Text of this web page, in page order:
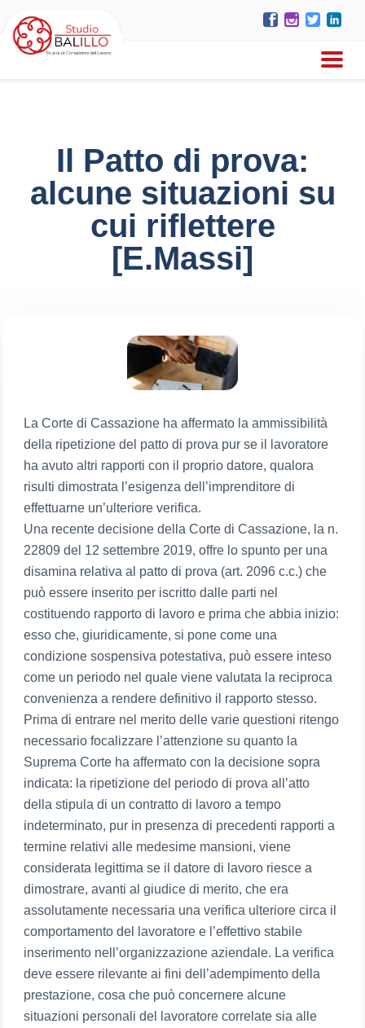
Il Patto di prova:
alcune situazioni su
cui riflettere
[E.Massi]
La Corte di Cassazione ha affermato la ammissibilità
della ripetizione del patto di prova pur se il lavoratore
ha avuto altri rapporti con il proprio datore, qualora
risulti dimostrata l’esigenza dell’imprenditore di
effettuarne un’ulteriore verifica.
Una recente decisione della Corte di Cassazione, la n.
22809 del 12 settembre 2019, offre lo spunto per una
disamina relativa al patto di prova (art. 2096 c.c.) che
può essere inserito per iscritto dalle parti nel
costituendo rapporto di lavoro e prima che abbia inizio:
esso che, giuridicamente, si pone come una
condizione sospensiva potestativa, può essere inteso
come un periodo nel quale viene valutata la reciproca
convenienza a rendere definitivo il rapporto stesso.
Prima di entrare nel merito delle varie questioni ritengo
necessario focalizzare l’attenzione su quanto la
Suprema Corte ha affermato con la decisione sopra
indicata: la ripetizione del periodo di prova all’atto
della stipula di un contratto di lavoro a tempo
indeterminato, pur in presenza di precedenti rapporti a
termine relativi alle medesime mansioni, viene
considerata legittima se il datore di lavoro riesce a
dimostrare, avanti al giudice di merito, che era
assolutamente necessaria una verifica ulteriore circa il
comportamento del lavoratore e l’effettivo stabile
inserimento nell’organizzazione aziendale. La verifica
deve essere rilevante ai fini dell’adempimento della
prestazione, cosa che può concernere alcune
situazioni personali del lavoratore correlate sia alle